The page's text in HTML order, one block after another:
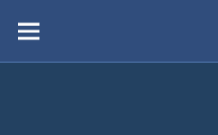
вмістуМеню